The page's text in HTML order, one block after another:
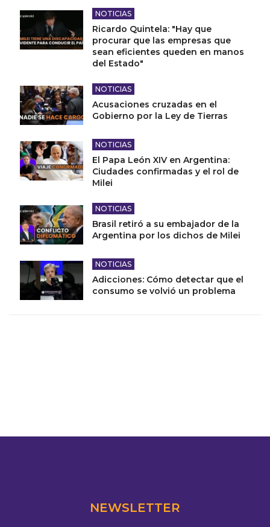
NOTICIAS
Ricardo Quintela: "Hay que
procurar que las empresas que
sean eficientes queden en manos
del Estado"
NOTICIAS
Acusaciones cruzadas en el
Gobierno por la Ley de Tierras
NOTICIAS
El Papa León XIV en Argentina:
Ciudades confirmadas y el rol de
Milei
NOTICIAS
Brasil retiró a su embajador de la
Argentina por los dichos de Milei
NOTICIAS
Adicciones: Cómo detectar que el
consumo se volvió un problema
NEWSLETTER